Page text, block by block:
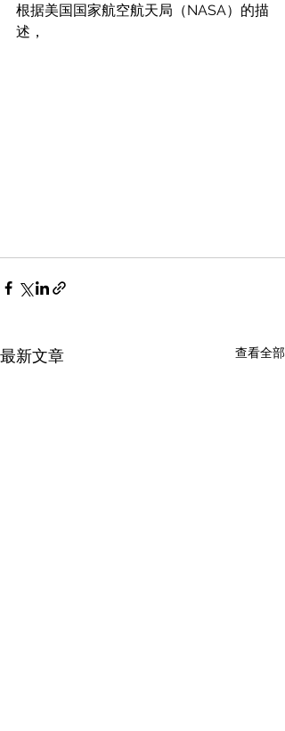
根据美国国家航空航天局（NASA）的描
述，
最新文章 查看全部